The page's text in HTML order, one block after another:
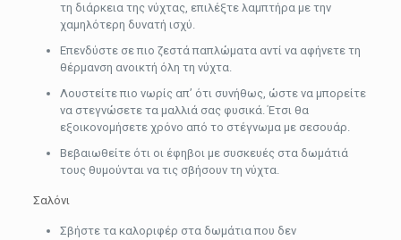
τη διάρκεια της νύχτας, επιλέξτε λαμπτήρα με την
χαμηλότερη δυνατή ισχύ.
Επενδύστε σε πιο ζεστά παπλώματα αντί να αφήνετε τη
θέρμανση ανοικτή όλη τη νύχτα.
Λουστείτε πιο νωρίς απ’ ότι συνήθως, ώστε να μπορείτε
να στεγνώσετε τα μαλλιά σας φυσικά. Έτσι θα
εξοικονομήσετε χρόνο από το στέγνωμα με σεσουάρ.
Βεβαιωθείτε ότι οι έφηβοι με συσκευές στα δωμάτιά
τους θυμούνται να τις σβήσουν τη νύχτα.
Σαλόνι
Σβήστε τα καλοριφέρ στα δωμάτια που δεν